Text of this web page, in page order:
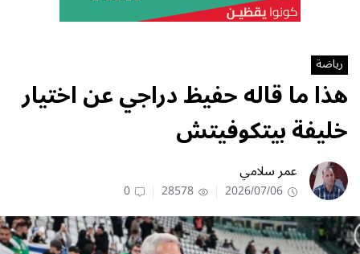
رياضة
هذا ما قاله حفيظ دراجي عن اختيار
خليفة بيتكوفيتش
عمر سلامي
2026/07/06
28578
0